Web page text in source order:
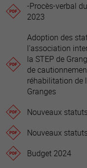
-Procès-verbal
2023
Adoption des
l'association
la STEP de
de
réhabilitation de
Granges
Nouveaux
Nouveaux
Budget 2024